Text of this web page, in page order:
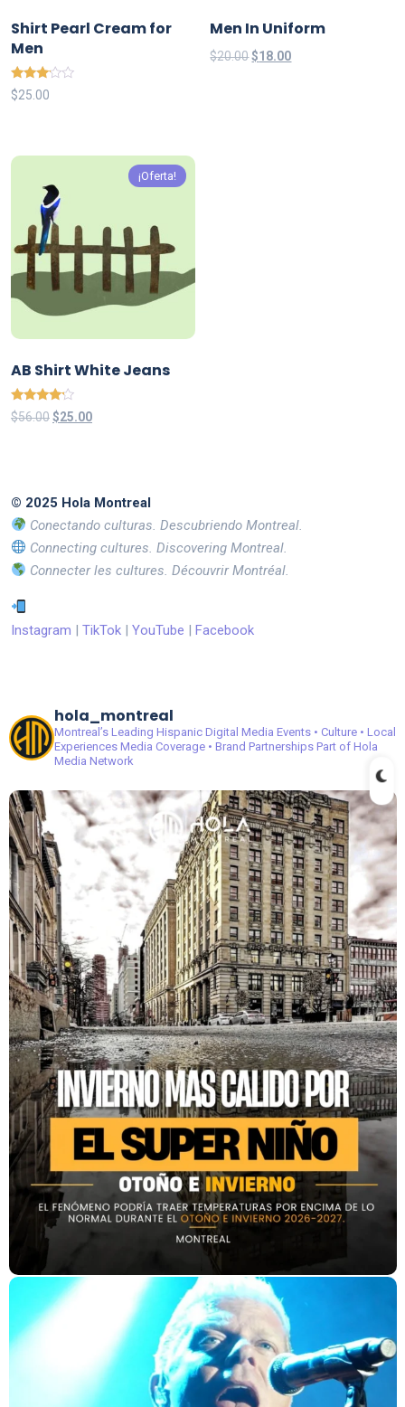
Shirt Pearl Cream for
Men
Valorad
o en
$25.00
Men In Uniform
$20.00Original
$18.00Current
¡Oferta!
AB Shirt White Jeans
Valorado
en
$56.00Original
$25.00Current
© 2025 Hola Montreal
Conectando culturas. Descubriendo Montreal.
Connecting cultures. Discovering Montreal.
Connecter les cultures. Découvrir Montréal.
Instagram | TikTok | YouTube | Facebook
hola_montreal
Montreal’s Leading Hispanic Digital Media Events • Culture • Local
ExperiencesMedia Coverage • Brand PartnershipsPart of Hola
Media Network